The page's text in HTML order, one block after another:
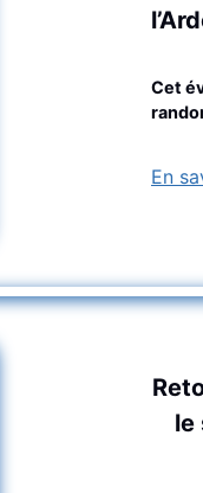
Cet
En
le